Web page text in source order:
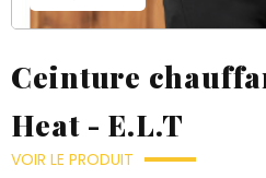
Ceinture
Heat - E.L.T
VOIR LE PRODUIT